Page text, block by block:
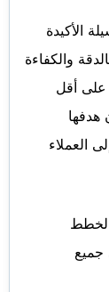
الأكيدة
والكفاءة
على أقل
هدفها
العملاء
الخطط
جميع